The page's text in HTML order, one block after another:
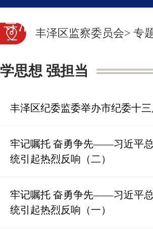
导活动 审查调查
规 图片新闻
丰泽区监察委员会> 专
学思想 强担当
丰泽区纪委监委举办市纪委十
牢记嘱托 奋勇争先——习近平
统引起热烈反响（二）
牢记嘱托 奋勇争先——习近平
统引起热烈反响（一）